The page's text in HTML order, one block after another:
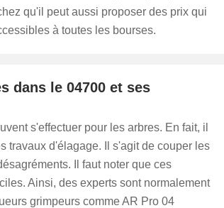
qu'il peut aussi proposer des prix qui
à toutes les bourses.
dans le 04700 et ses
s'effectuer pour les arbres. En fait, il
travaux d'élagage. Il s'agit de couper les
Il faut noter que ces
Ainsi, des experts sont normalement
grimpeurs comme AR Pro 04